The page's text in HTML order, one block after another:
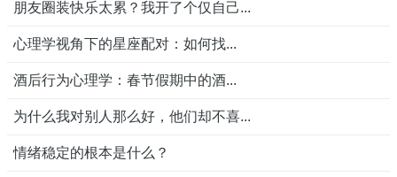
朋友圈装快乐太累？我开了个仅自己...
心理学视角下的星座配对：如何找...
酒后行为心理学：春节假期中的酒...
为什么我对别人那么好，他们却不喜...
情绪稳定的根本是什么？